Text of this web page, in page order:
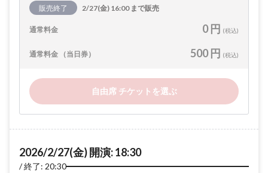
販売終了 2/27(金) 16:00 まで販売
通常料金 0 円 (税込)
通常料金 （当日券） 500 円 (税込)
自由席 チケットを選ぶ
2026/2/27(金) 開演: 18:30
終了: 20:30